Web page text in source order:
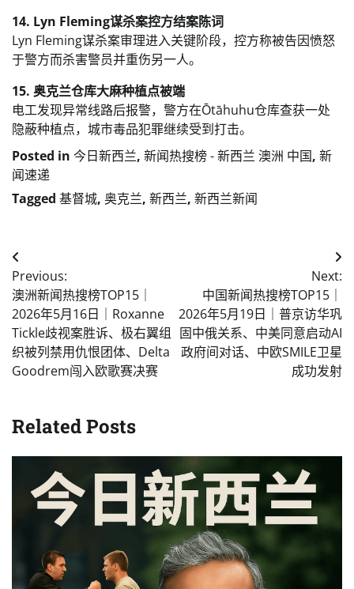
14. Lyn Fleming谋杀案控方结案陈词
Lyn Fleming谋杀案审理进入关键阶段，控方称被告因愤怒
于警方而杀害警员并重伤另一人。
15. 奥克兰仓库大麻种植点被端
电工发现异常线路后报警，警方在Ōtāhuhu仓库查获一处
隐蔽种植点，城市毒品犯罪继续受到打击。
Posted in 今日新西兰, 新闻热搜榜 - 新西兰 澳洲 中国, 新
闻速递
Tagged 基督城, 奥克兰, 新西兰, 新西兰新闻
Post
navigation
Previous:
澳洲新闻热搜榜TOP15｜
2026年5月16日｜Roxanne
Tickle歧视案胜诉、极右翼组
织被列禁用仇恨团体、Delta
Goodrem闯入欧歌赛决赛
Next:
中国新闻热搜榜TOP15｜
2026年5月19日｜普京访华巩
固中俄关系、中美同意启动AI
政府间对话、中欧SMILE卫星
成功发射
Related Posts